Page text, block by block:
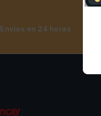
Envíos en 24 horas